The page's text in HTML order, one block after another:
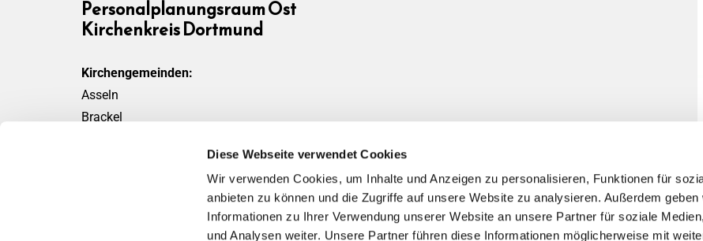
Diese Webseite verwendet Cookies
Wir verwenden Cookies, um Inhalte und Anzeigen zu personalisieren, Funktionen für
anbieten zu können und die Zugriffe auf unsere Website zu analysieren. Außerdem geben
Informationen zu Ihrer Verwendung unserer Website an unsere Partner für soziale
und Analysen weiter. Unsere Partner führen diese Informationen möglicherweise mit
Personalplanungsraum Ost
Kirchenkreis Dortmund
Kirchengemeinden:
Asseln
Brackel